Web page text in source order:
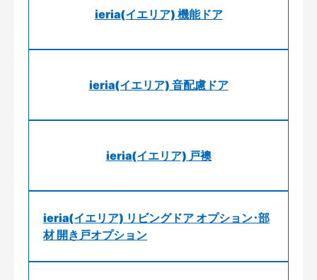
ieria(イエリア) 機能ドア
ieria(イエリア) 音配慮ドア
ieria(イエリア) 戸襖
ieria(イエリア) リビングドア オプション･部
材 開き戸オプション